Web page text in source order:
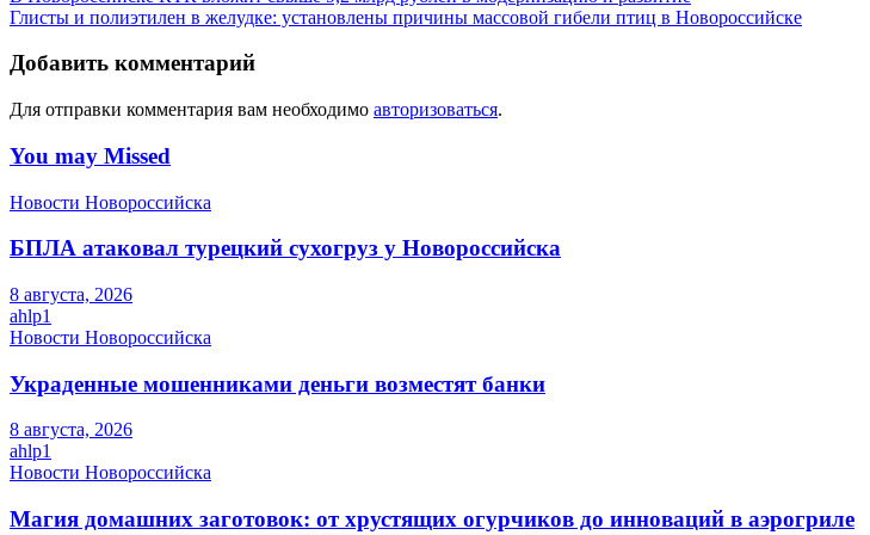
Глисты и полиэтилен в желудке: установлены причины массовой гибели птиц в Новороссийске
Добавить комментарий
Для отправки комментария вам необходимо авторизоваться.
You may Missed
Новости Новороссийска
БПЛА атаковал турецкий сухогруз у Новороссийска
8 августа, 2026
ahlp1
Новости Новороссийска
Украденные мошенниками деньги возместят банки
8 августа, 2026
ahlp1
Новости Новороссийска
Магия домашних заготовок: от хрустящих огурчиков до инноваций в аэрогриле